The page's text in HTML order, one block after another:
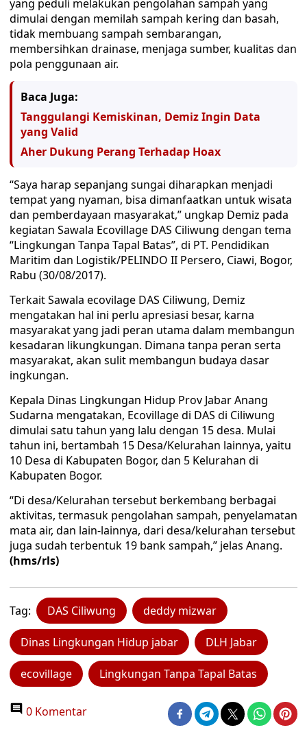
yang peduli melakukan pengolahan sampah yang
dimulai dengan memilah sampah kering dan basah,
tidak membuang sampah sembarangan,
membersihkan drainase, menjaga sumber, kualitas dan
pola penggunaan air.
Baca Juga:
Tanggulangi Kemiskinan, Demiz Ingin Data
yang Valid
Aher Dukung Perang Terhadap Hoax
“Saya harap sepanjang sungai diharapkan menjadi
tempat yang nyaman, bisa dimanfaatkan untuk wisata
dan pemberdayaan masyarakat,” ungkap Demiz pada
kegiatan Sawala Ecovillage DAS Ciliwung dengan tema
“Lingkungan Tanpa Tapal Batas”, di PT. Pendidikan
Maritim dan Logistik/PELINDO II Persero, Ciawi, Bogor,
Rabu (30/08/2017).
Terkait Sawala ecovilage DAS Ciliwung, Demiz
mengatakan hal ini perlu apresiasi besar, karna
masyarakat yang jadi peran utama dalam membangun
kesadaran likungkungan. Dimana tanpa peran serta
masyarakat, akan sulit membangun budaya dasar
ingkungan.
Kepala Dinas Lingkungan Hidup Prov Jabar Anang
Sudarna mengatakan, Ecovillage di DAS di Ciliwung
dimulai satu tahun yang lalu dengan 15 desa. Mulai
tahun ini, bertambah 15 Desa/Kelurahan lainnya, yaitu
10 Desa di Kabupaten Bogor, dan 5 Kelurahan di
Kabupaten Bogor.
“Di desa/Kelurahan tersebut berkembang berbagai
aktivitas, termasuk pengolahan sampah, penyelamatan
mata air, dan lain-lainnya, dari desa/kelurahan tersebut
juga sudah terbentuk 19 bank sampah,” jelas Anang.
(hms/rls)
Tag: DAS Ciliwung deddy mizwar
Dinas Lingkungan Hidup jabar DLH Jabar
ecovillage Lingkungan Tanpa Tapal Batas
0 Komentar